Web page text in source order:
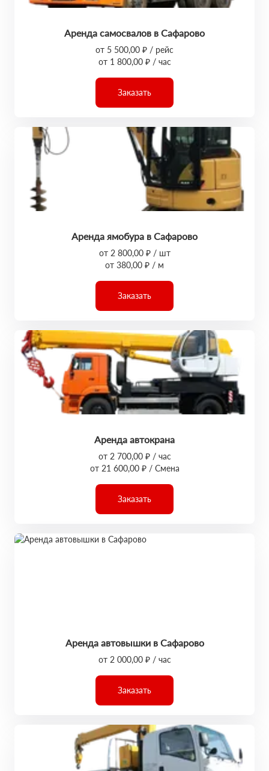
Аренда самосвалов в Сафарово
от 5 500,00 ₽ / рейс
от 1 800,00 ₽ / час
Заказать
Аренда ямобура в Сафарово
от 2 800,00 ₽ / шт
от 380,00 ₽ / м
Заказать
Аренда автокрана
от 2 700,00 ₽ / час
от 21 600,00 ₽ / Смена
Заказать
Аренда автовышки в Сафарово
от 2 000,00 ₽ / час
Заказать